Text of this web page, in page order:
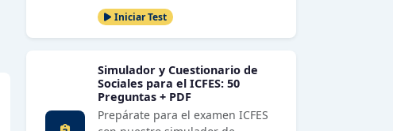
Iniciar Test
Simulador y Cuestionario de
Sociales para el ICFES: 50
Preguntas + PDF
Prepárate para el examen ICFES